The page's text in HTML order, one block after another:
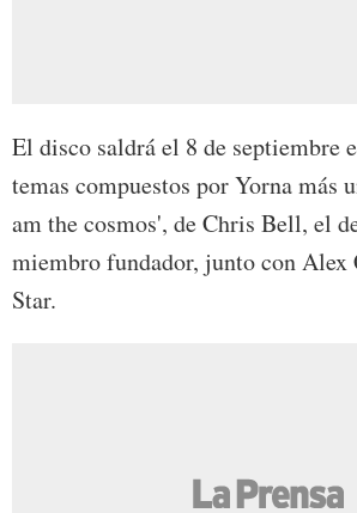
El disco saldrá el 8 de septiembre
temas compuestos por Yorna más
am the cosmos', de Chris Bell, el
miembro fundador, junto con
Star.